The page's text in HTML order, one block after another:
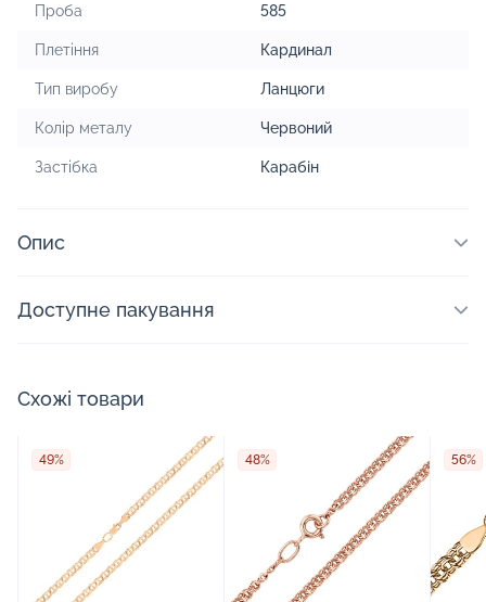
Проба 585
Плетіння Кардинал
Тип виробу Ланцюги
Колір металу Червоний
Застібка Карабін
Опис
Доступне пакування
Схожі товари
49% 48% 56%